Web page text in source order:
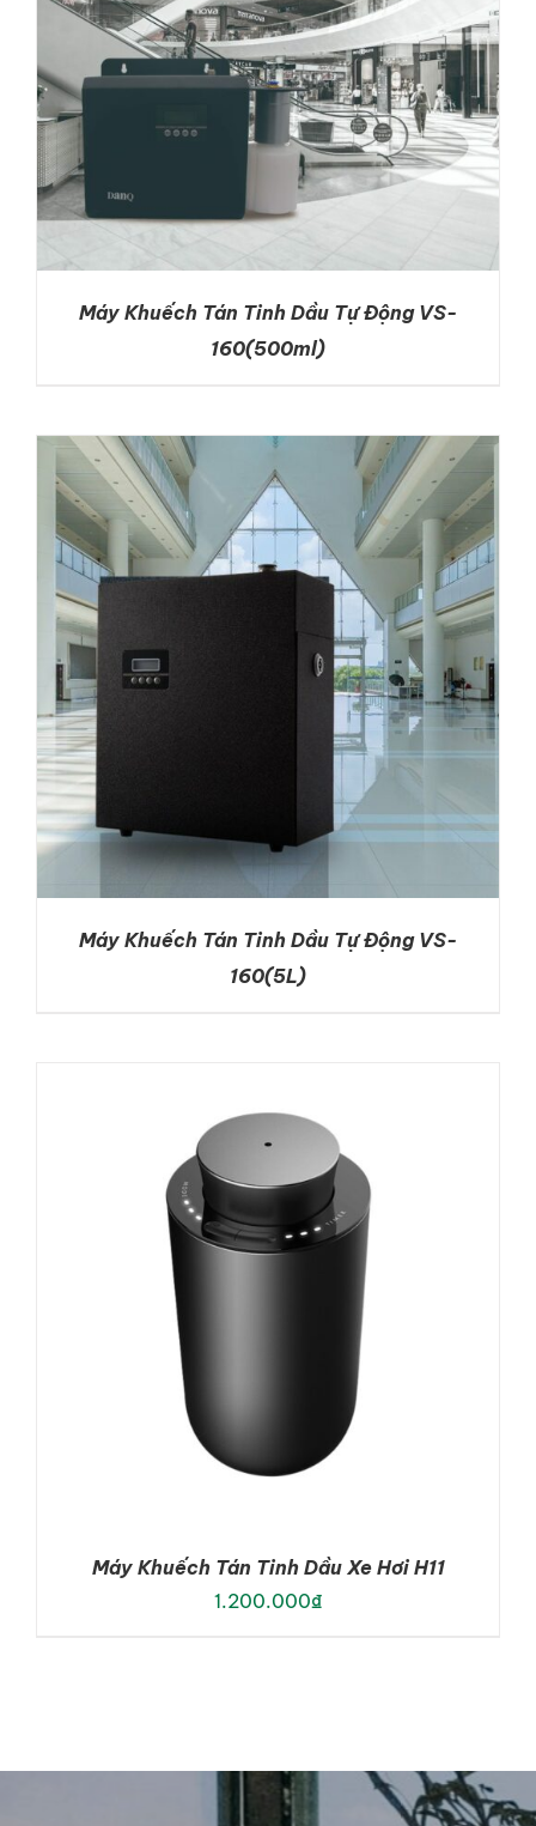
DETAILS
Máy Khuếch Tán Tinh Dầu Tự Động VS-
160(500ml)
Máy Khuếch Tán Tinh Dầu Tự Động VS-
160(5L)
Máy Khuếch Tán Tinh Dầu Xe Hơi H11
1.200.000₫